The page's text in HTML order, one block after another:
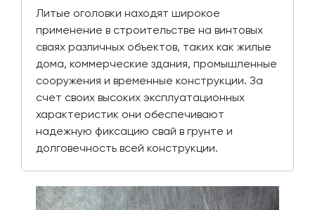
Литые оголовки находят широкое
применение в строительстве на винтовых
сваях различных объектов, таких как жилые
дома, коммерческие здания, промышленные
сооружения и временные конструкции. За
счет своих высоких эксплуатационных
характеристик они обеспечивают
надежную фиксацию свай в грунте и
долговечность всей конструкции.